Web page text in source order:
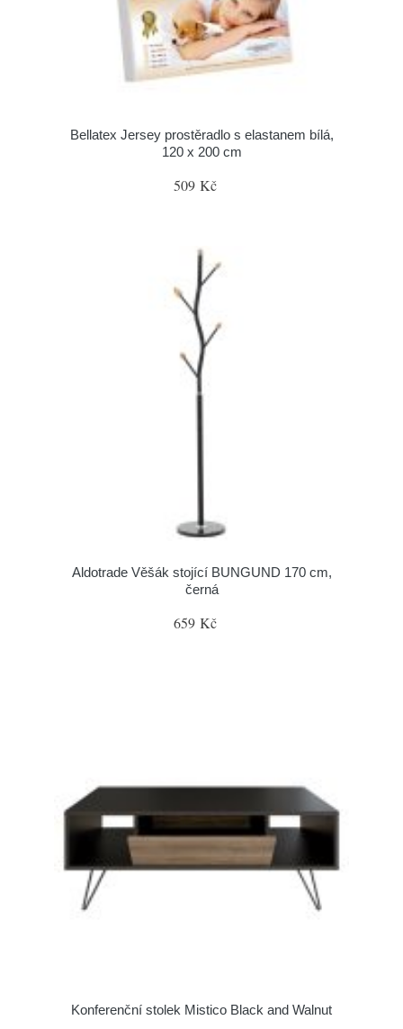
Bellatex Jersey prostěradlo s elastanem bílá,
120 x 200 cm
509 Kč
Aldotrade Věšák stojící BUNGUND 170 cm,
černá
659 Kč
Konferenční stolek Mistico Black and Walnut